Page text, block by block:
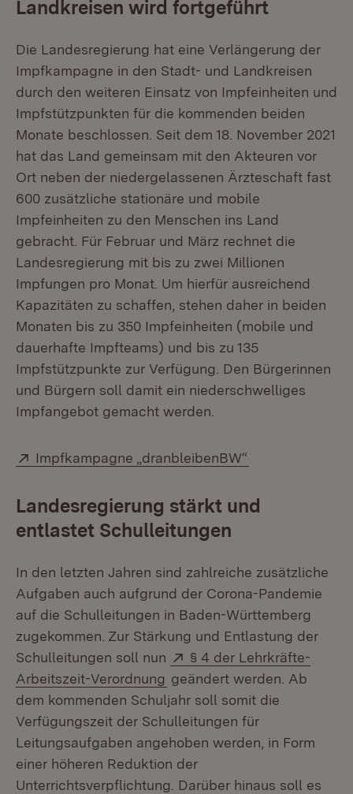
Landkreisen wird fortgeführt
Die Landesregierung hat eine Verlängerung der
Impfkampagne in den Stadt- und Landkreisen
durch den weiteren Einsatz von Impfeinheiten und
Impfstützpunkten für die kommenden beiden
Monate beschlossen. Seit dem 18. November 2021
hat das Land gemeinsam mit den Akteuren vor
Ort neben der niedergelassenen Ärzteschaft fast
600 zusätzliche stationäre und mobile
Impfeinheiten zu den Menschen ins Land
gebracht. Für Februar und März rechnet die
Landesregierung mit bis zu zwei Millionen
Impfungen pro Monat. Um hierfür ausreichend
Kapazitäten zu schaffen, stehen daher in beiden
Monaten bis zu 350 Impfeinheiten (mobile und
dauerhafte Impfteams) und bis zu 135
Impfstützpunkte zur Verfügung. Den Bürgerinnen
und Bürgern soll damit ein niederschwelliges
Impfangebot gemacht werden.
Extern:
Impfkampagne „dranbleibenBW“
Landesregierung stärkt und
entlastet Schulleitungen
In den letzten Jahren sind zahlreiche zusätzliche
Aufgaben auch aufgrund der Corona-Pandemie
auf die Schulleitungen in Baden-Württemberg
zugekommen. Zur Stärkung und Entlastung der
Schulleitungen soll nun
Extern:
§ 4 der Lehrkräfte-
Arbeitszeit-Verordnung (Öffnet in neuem Fenster)
geändert werden. Ab
dem kommenden Schuljahr soll somit die
Verfügungszeit der Schulleitungen für
Leitungsaufgaben angehoben werden, in Form
einer höheren Reduktion der
Unterrichtsverpflichtung. Darüber hinaus soll es